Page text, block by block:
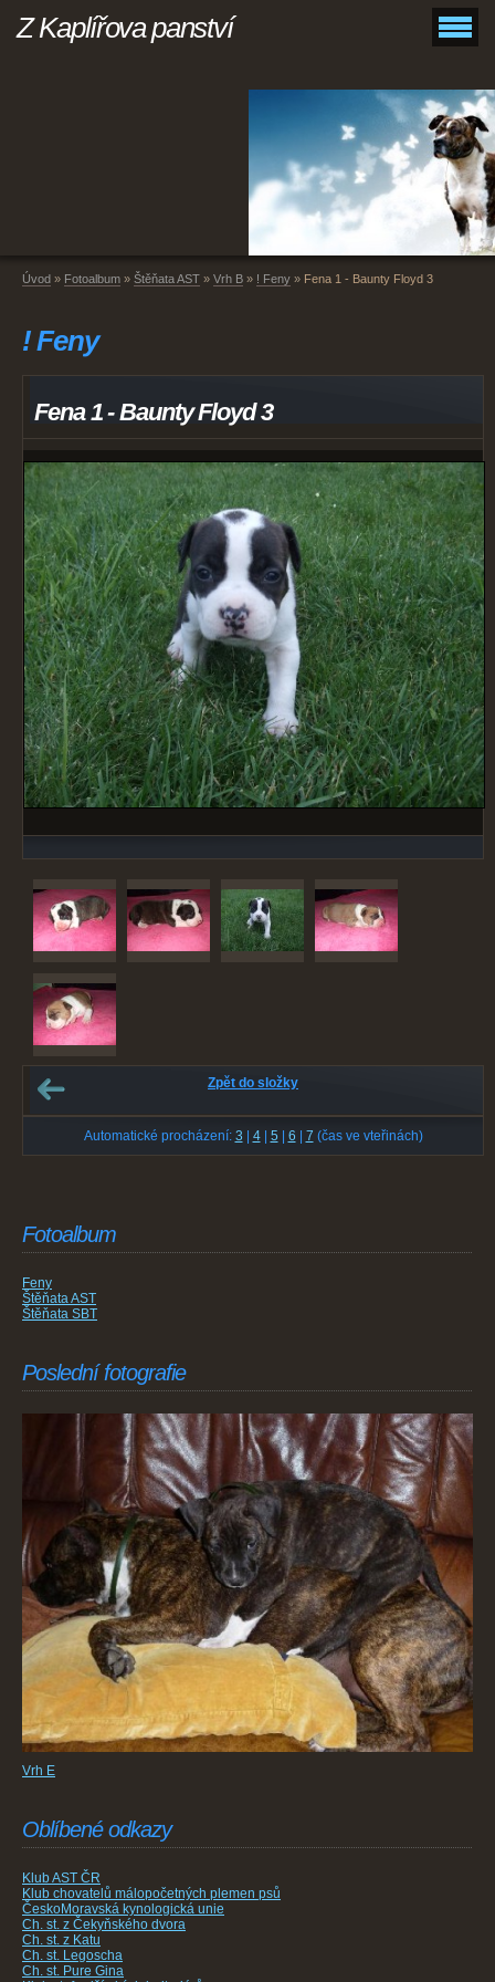
Z Kaplířova panství
Úvod » Fotoalbum » Štěňata AST » Vrh B » ! Feny » Fena 1 - Baunty Floyd 3
! Feny
Fena 1 - Baunty Floyd 3
Zpět do složky
Automatické procházení: 3 4| 5 6 7 (čas ve vteřinách)
Fotoalbum
Feny
Štěňata AST
Štěňata SBT
Poslední fotografie
Vrh E
Oblíbené odkazy
Klub AST ČR
Klub chovatelů málopočetných plemen psů
ČeskoMoravská kynologická unie
Ch. st. z Čekyňského dvora
Ch. st. z Katu
Ch. st. Legoscha
Ch. st. Pure Gina